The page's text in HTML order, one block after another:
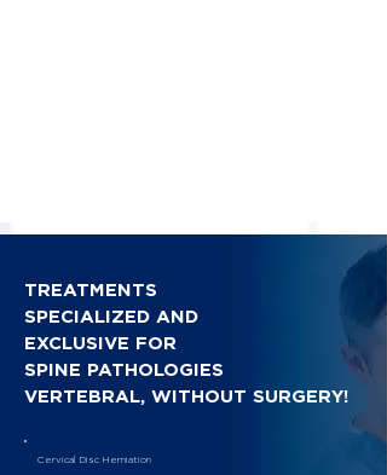
TREATMENTS
SPECIALIZED AND
EXCLUSIVE FOR
SPINE PATHOLOGIES
VERTEBRAL, WITHOUT SURGERY!
Cervical Disc Herniation